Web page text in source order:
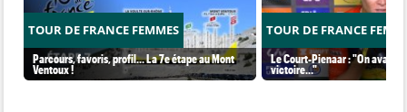
TOUR DE FRANCE FEMMES
Parcours, favoris, profil… La 7e étape au Mont
Ventoux !
TOUR DE FRANCE
Le Court-Pienaar : "On avait
victoire..."